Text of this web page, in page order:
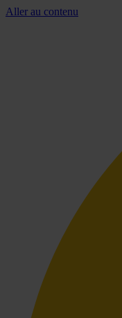
Aller au contenu